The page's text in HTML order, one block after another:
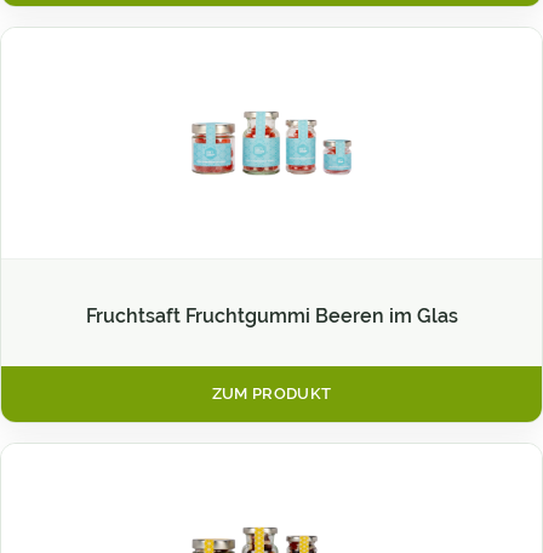
Fruchtsaft Fruchtgummi Beeren im Glas
ZUM PRODUKT